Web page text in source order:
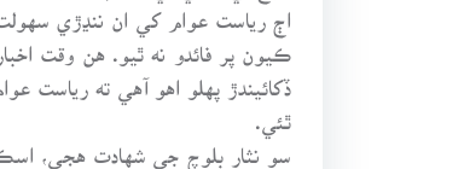
اڄ رياست عوام کي ان ننڍڙي
ڪيون پر فائدو نه ٿيو. هن وقت
ڏکائيندڙ پهلو اهو آهي ته رياست
سو نثار بلوچ جي شهادت هجي،